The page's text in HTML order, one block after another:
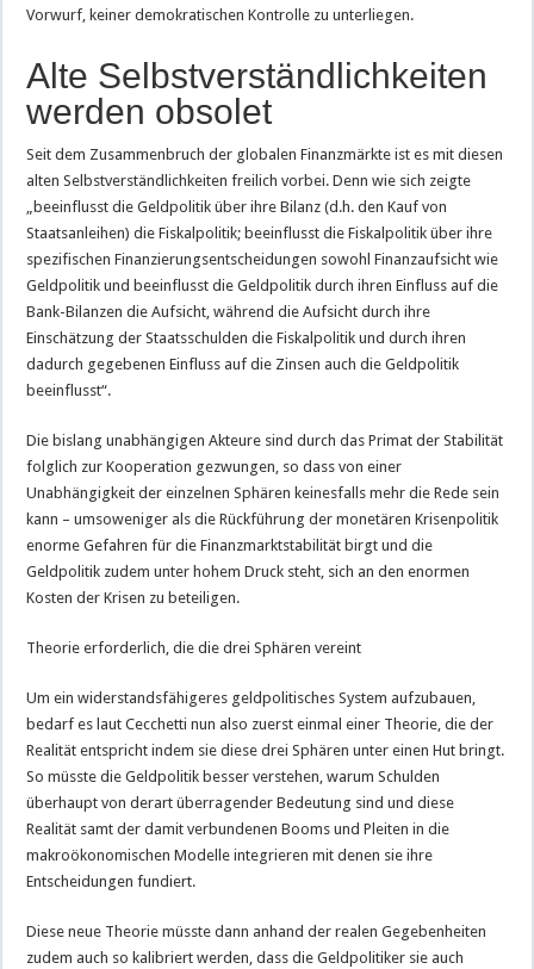
Vorwurf, keiner demokratischen Kontrolle zu unterliegen.
Alte Selbstverständlichkeiten
werden obsolet
Seit dem Zusammenbruch der globalen Finanzmärkte ist es mit diesen
alten Selbstverständlichkeiten freilich vorbei. Denn wie sich zeigte
„beeinflusst die Geldpolitik über ihre Bilanz (d.h. den Kauf von
Staatsanleihen) die Fiskalpolitik; beeinflusst die Fiskalpolitik über ihre
spezifischen Finanzierungsentscheidungen sowohl Finanzaufsicht wie
Geldpolitik und beeinflusst die Geldpolitik durch ihren Einfluss auf die
Bank-Bilanzen die Aufsicht, während die Aufsicht durch ihre
Einschätzung der Staatsschulden die Fiskalpolitik und durch ihren
dadurch gegebenen Einfluss auf die Zinsen auch die Geldpolitik
beeinflusst“.
Die bislang unabhängigen Akteure sind durch das Primat der Stabilität
folglich zur Kooperation gezwungen, so dass von einer
Unabhängigkeit der einzelnen Sphären keinesfalls mehr die Rede sein
kann – umsoweniger als die Rückführung der monetären Krisenpolitik
enorme Gefahren für die Finanzmarktstabilität birgt und die
Geldpolitik zudem unter hohem Druck steht, sich an den enormen
Kosten der Krisen zu beteiligen.
Theorie erforderlich, die die drei Sphären vereint
Um ein widerstandsfähigeres geldpolitisches System aufzubauen,
bedarf es laut Cecchetti nun also zuerst einmal einer Theorie, die der
Realität entspricht indem sie diese drei Sphären unter einen Hut bringt.
So müsste die Geldpolitik besser verstehen, warum Schulden
überhaupt von derart überragender Bedeutung sind und diese
Realität samt der damit verbundenen Booms und Pleiten in die
makroökonomischen Modelle integrieren mit denen sie ihre
Entscheidungen fundiert.
Diese neue Theorie müsste dann anhand der realen Gegebenheiten
zudem auch so kalibriert werden, dass die Geldpolitiker sie auch